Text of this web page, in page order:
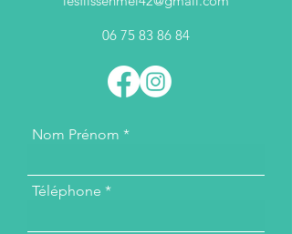
06 75 83 86 84
Nom Prénom
Téléphone